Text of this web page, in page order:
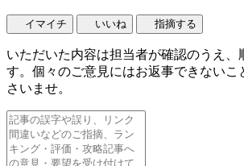
イマイチ いいね 指摘する
いただいた内容は担当者が確認のうえ、
す。個々のご意見にはお返事できないこ
さいませ。